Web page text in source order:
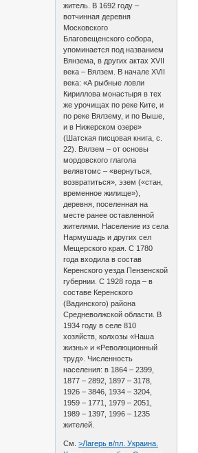
житель. В 1692 году –
вотчинная деревня
Московского
Благовещенского собора,
упоминается под названием
Вянзема, в других актах XVII
века – Вялзем. В начале XVII
века: «А рыбные ловли
Кириллова монастыря в тех
же урочищах по реке Ките, и
по реке Вялзему, и по Выше,
и в Нижерском озере»
(Шатская писцовая книга, с.
22). Вялзем – от основы
мордовского глагола
велявтомс – «вернуться,
возвратиться», эзем («стан,
временное жилище»),
деревня, поселенная на
месте ранее оставленной
жителями. Население из села
Нармушадь и других сел
Мещерского края. С 1780
года входила в состав
Керенского уезда Пензенской
губернии. С 1928 года – в
составе Керенского
(Вадинского) района
Средневолжской области. В
1934 году в селе 810
хозяйств, колхозы «Наша
жизнь» и «Революционный
труд». Численность
населения: в 1864 – 2399,
1877 – 2892, 1897 – 3178,
1926 – 3846, 1934 – 3204,
1959 – 1771, 1979 – 2051,
1989 – 1397, 1996 – 1235
жителей.
См.>Лагерь в/пл. Украина.